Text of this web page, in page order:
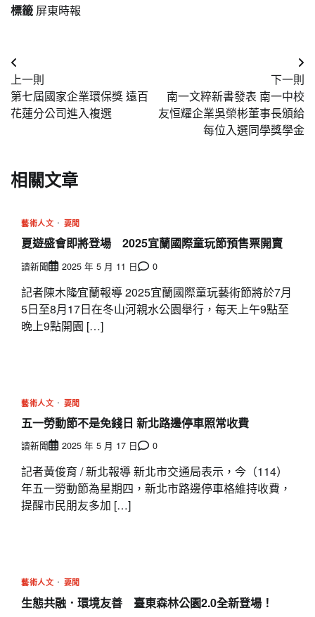
標籤 屏東時報
文
章
導
上一則
第七屆國家企業環保獎 遠百
花蓮分公司進入複選
下一則
南一文粹新書發表 南一中校
友恒耀企業吳榮彬董事長頒給
每位入選同學獎學金
相關文章
藝術人文 要聞
夏遊盛會即將登場 2025宜蘭國際童玩節預售票開賣
讀新聞 2025 年 5 月 11 日 0
記者陳木隆∕宜蘭報導 2025宜蘭國際童玩藝術節將於7月
5日至8月17日在冬山河親水公園舉行，每天上午9點至
晚上9點開園 […]
藝術人文 要聞
五一勞動節不是免錢日 新北路邊停車照常收費
讀新聞 2025 年 5 月 17 日 0
記者黃俊育 / 新北報導 新北市交通局表示，今（114）
年五一勞動節為星期四，新北市路邊停車格維持收費，
提醒市民朋友多加 […]
藝術人文 要聞
生態共融．環境友善 臺東森林公園2.0全新登場！